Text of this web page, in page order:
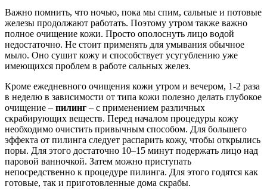
Важно помнить, что ночью, пока мы спим, сальные и потовые
железы продолжают работать. Поэтому утром также важно
полное очищение кожи. Просто ополоснуть лицо водой
недостаточно. Не стоит применять для умывания обычное
мыло. Оно сушит кожу и способствует усугублению уже
имеющихся проблем в работе сальных желез.
Кроме ежедневного очищения кожи утром и вечером, 1-2 раза
в неделю в зависимости от типа кожи полезно делать глубокое
очищение – пилинг – с применением различных
скрабирующих веществ. Перед началом процедуры кожу
необходимо очистить привычным способом. Для большего
эффекта от пилинга следует распарить кожу, чтобы открылись
поры. Для этого достаточно 10–15 минут подержать лицо над
паровой ванночкой. Затем можно приступать
непосредственно к процедуре пилинга. Для этого годятся как
готовые, так и приготовленные дома скрабы.